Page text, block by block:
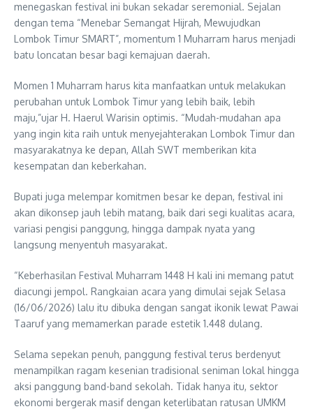
menegaskan festival ini bukan sekadar seremonial. Sejalan
dengan tema “Menebar Semangat Hijrah, Mewujudkan
Lombok Timur SMART”, momentum 1 Muharram harus menjadi
batu loncatan besar bagi kemajuan daerah.
Momen 1 Muharram harus kita manfaatkan untuk melakukan
perubahan untuk Lombok Timur yang lebih baik, lebih
maju,”ujar H. Haerul Warisin optimis. “Mudah-mudahan apa
yang ingin kita raih untuk menyejahterakan Lombok Timur dan
masyarakatnya ke depan, Allah SWT memberikan kita
kesempatan dan keberkahan.
Bupati juga melempar komitmen besar ke depan, festival ini
akan dikonsep jauh lebih matang, baik dari segi kualitas acara,
variasi pengisi panggung, hingga dampak nyata yang
langsung menyentuh masyarakat.
“Keberhasilan Festival Muharram 1448 H kali ini memang patut
diacungi jempol. Rangkaian acara yang dimulai sejak Selasa
(16/06/2026) lalu itu dibuka dengan sangat ikonik lewat Pawai
Taaruf yang memamerkan parade estetik 1.448 dulang.
Selama sepekan penuh, panggung festival terus berdenyut
menampilkan ragam kesenian tradisional seniman lokal hingga
aksi panggung band-band sekolah. Tidak hanya itu, sektor
ekonomi bergerak masif dengan keterlibatan ratusan UMKM